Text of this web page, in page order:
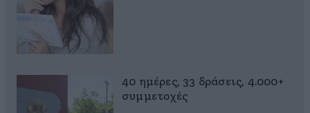
40 ημέρες, 33 δράσεις, 4.000+
συμμετοχές